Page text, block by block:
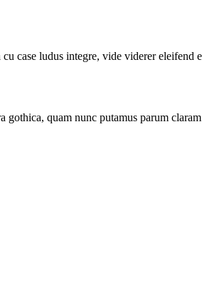
case ludus integre, vide viderer eleifend
gothica, quam nunc putamus parum